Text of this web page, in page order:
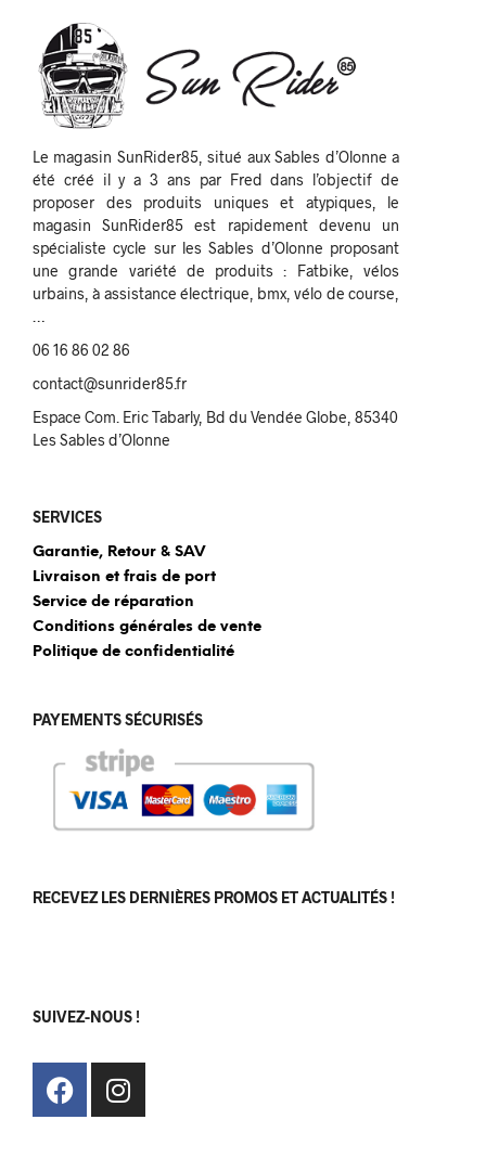
Le magasin SunRider85, situé aux Sables d’Olonne a
été créé il y a 3 ans par Fred dans l’objectif de
proposer des produits uniques et atypiques, le
magasin SunRider85 est rapidement devenu un
spécialiste cycle sur les Sables d’Olonne proposant
une grande variété de produits : Fatbike, vélos
urbains, à assistance électrique, bmx, vélo de course,
06 16 86 02 86
contact@sunrider85.fr
Espace Com. Eric Tabarly, Bd du Vendée Globe, 85340
Les Sables d’Olonne
SERVICES
Garantie, Retour & SAV
Livraison et frais de port
Service de réparation
Conditions générales de vente
Politique de confidentialité
PAYEMENTS SÉCURISÉS
RECEVEZ LES DERNIÈRES PROMOS ET ACTUALITÉS !
SUIVEZ-NOUS !